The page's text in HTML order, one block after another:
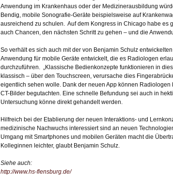
Anwendung im Krankenhaus oder der Medizinerausbildung
Bendig, mobile Sonografie-Geräte beispielsweise auf
ausreichend zu schulen. Auf dem Kongress in Chicago habe
auch Chancen, den nächsten Schritt zu gehen – und die
So verhält es sich auch mit der von Benjamin Schulz
Anwendung für mobile Geräte entwickelt, die es Radiologen
durchzuführen. „Klassische Bedienkonzepte funktionieren in
klassisch – über den Touchscreen, verursache dies
eigentlich sehen wolle. Dank der neuen App können
CT-Bilder begutachten. Eine schnelle Befundung sei auch in
Untersuchung könne direkt gehandelt werden.
Hilfreich bei der Etablierung der neuen Interaktions- und
medizinische Nachwuchs interessiert sind an neuen
Umgang mit Smartphones und mobilen Geräten macht die
Kolleginnen leichter, glaubt Benjamin Schulz.
Siehe auch:
http://www.hs-flensburg.de/